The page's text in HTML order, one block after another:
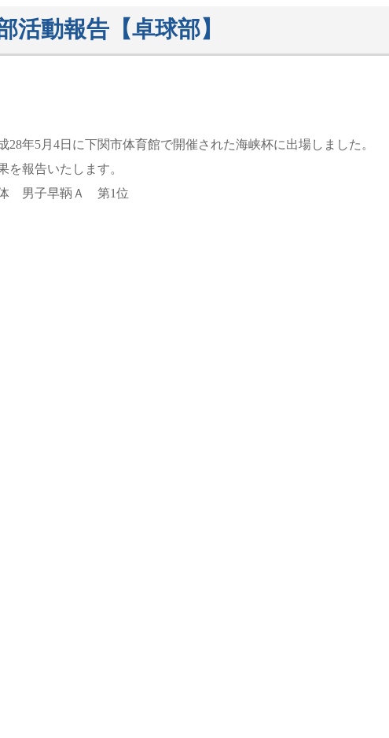
活動報告【卓球部】
28年5月4日に下関市体育館で開催された海峡杯に出場しました。
を報告いたします。
男子早鞆Ａ 第1位